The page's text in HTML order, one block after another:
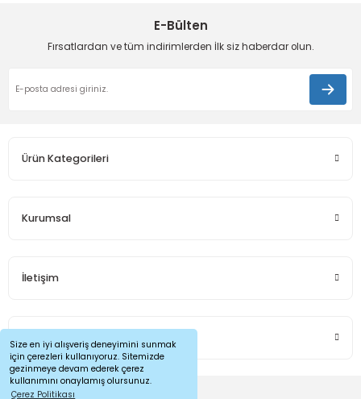
Size en iyi alışveriş deneyimini sunmak
için çerezleri kullanıyoruz. Sitemizde
gezinmeye devam ederek çerez
kullanımını onaylamış olursunuz.
Çerez Politikası
E-Bülten
Fırsatlardan ve tüm indirimlerden İlk siz haberdar olun.
Ürün Kategorileri
Kurumsal
İletişim